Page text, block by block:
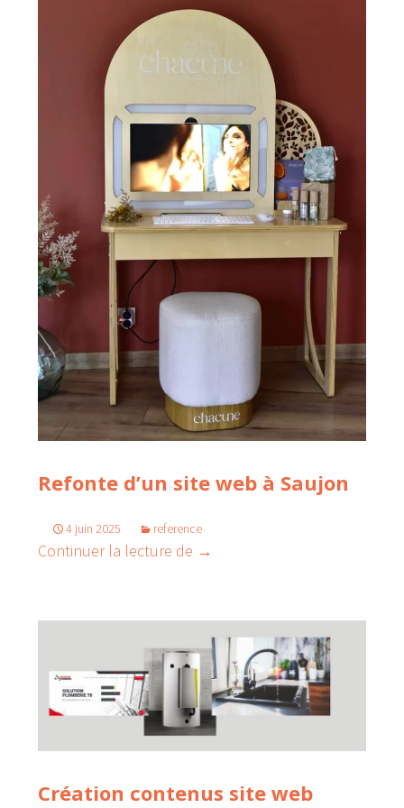
Refonte d’un site web à Saujon
4 juin 2025 reference
Continuer la lecture de Refonte d’un site web à Saujon
→
Création contenus site web